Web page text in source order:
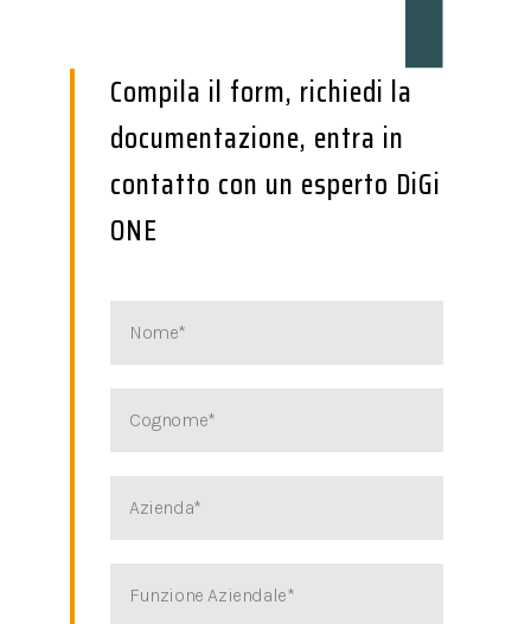
Compila il form, richiedi la
documentazione, entra in
contatto con un esperto DiGi
ONE